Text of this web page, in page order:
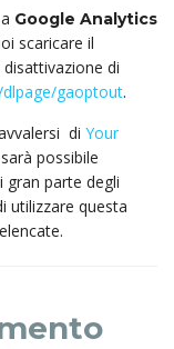
Google Analytics
scaricare il
di
gaoptout.
di Your
possibile
parte degli
utilizzare questa